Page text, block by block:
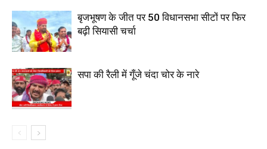
बृजभूषण के जीत पर 50 विधानसभा सीटों पर फिर
बढ़ी सियासी चर्चा
सपा की रैली में गूँजे चंदा चोर के नारे